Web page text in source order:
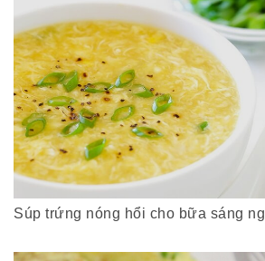
Súp trứng nóng hổi cho bữa sáng